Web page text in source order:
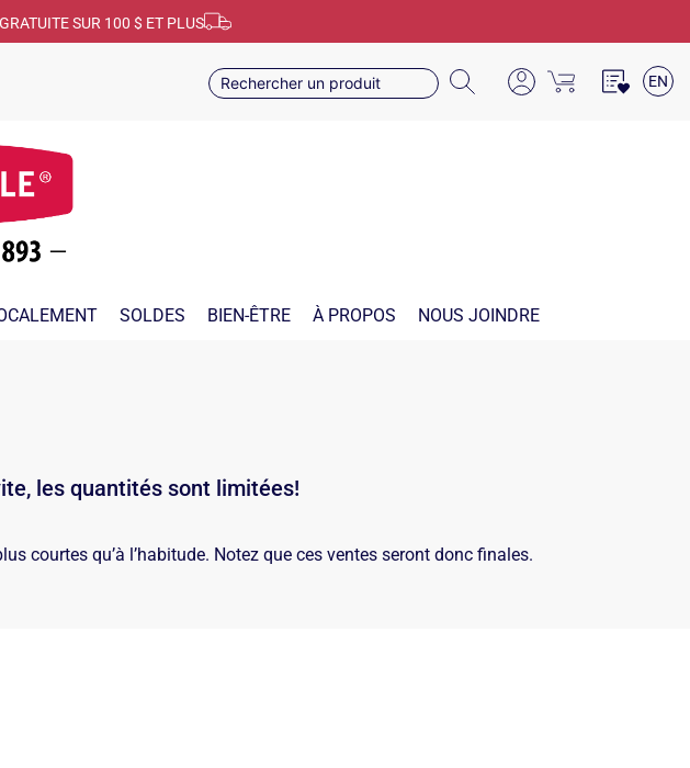
SUR 100 $ ET PLUS
EN
SOLDES BIEN-ÊTRE À PROPOS NOUS JOINDRE
les quantités sont limitées!
courtes qu’à l’habitude. Notez que ces ventes seront donc finales.